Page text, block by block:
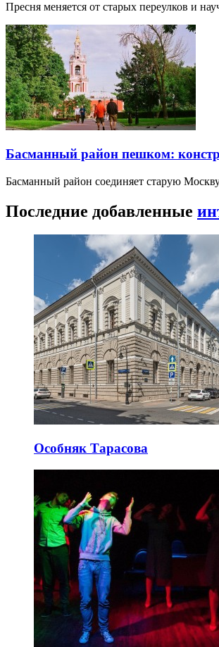
Пресня меняется от старых переулков и
Басманный район пешком:
Басманный район соединяет старую
Последние добавленные
Особняк Тарасова